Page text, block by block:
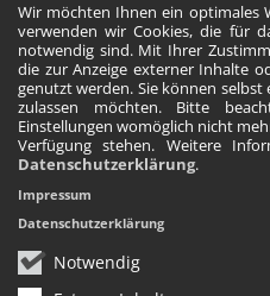
Wir möchten Ihnen ein optimales
verwenden wir Cookies, die für
notwendig sind. Mit Ihrer
die zur Anzeige externer Inhalte
genutzt werden. Sie können selbst
zulassen möchten. Bitte
Einstellungen womöglich nicht
Verfügung stehen. Weitere
Datenschutzerklärung.
Notwendig
Impressum
Datenschutzerklärung